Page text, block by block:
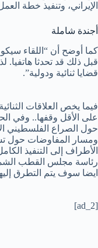
الإيراني، وتنفيذ خطة
أجندة شاملة
كما أوضح أن “اللقاء
قبل ذلك قد تحدثا
قضايا ثنائية ودولية”.
فيما يخص العلاقات
على الأقل وقفها.. وفي
حول الصراع الفلسطيني
ومسار المفاوضات حول
الأطراف إلى التنفيذ
رئاسة مجلس القطب
ايضا سوف يتم التطرق
[ad_2]